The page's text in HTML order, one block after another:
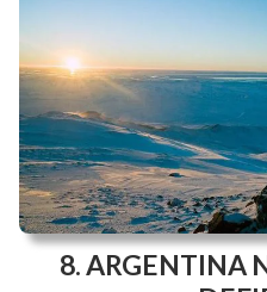
El informe